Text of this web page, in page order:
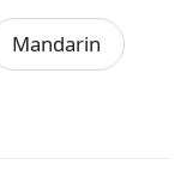
21:00）。
全方位的實戰
Mandarin